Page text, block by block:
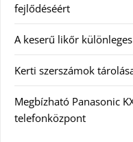
fejlődéséért
A keserű likőr
Kerti szerszámok
Megbízható Panasonic
telefonközpont